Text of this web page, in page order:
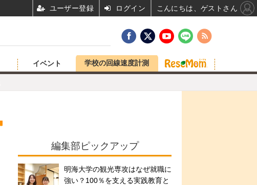
イベント 学校の回線速度計測
編集部ピックアップ
明海大学の観光専攻はなぜ就職に
強い？100％を支える実践教育と
ユーザー登録 ログイン こんにちは、ゲストさん